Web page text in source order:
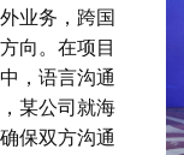
业务，跨国
向。在项目
，语言沟通
某公司就海
保双方沟通